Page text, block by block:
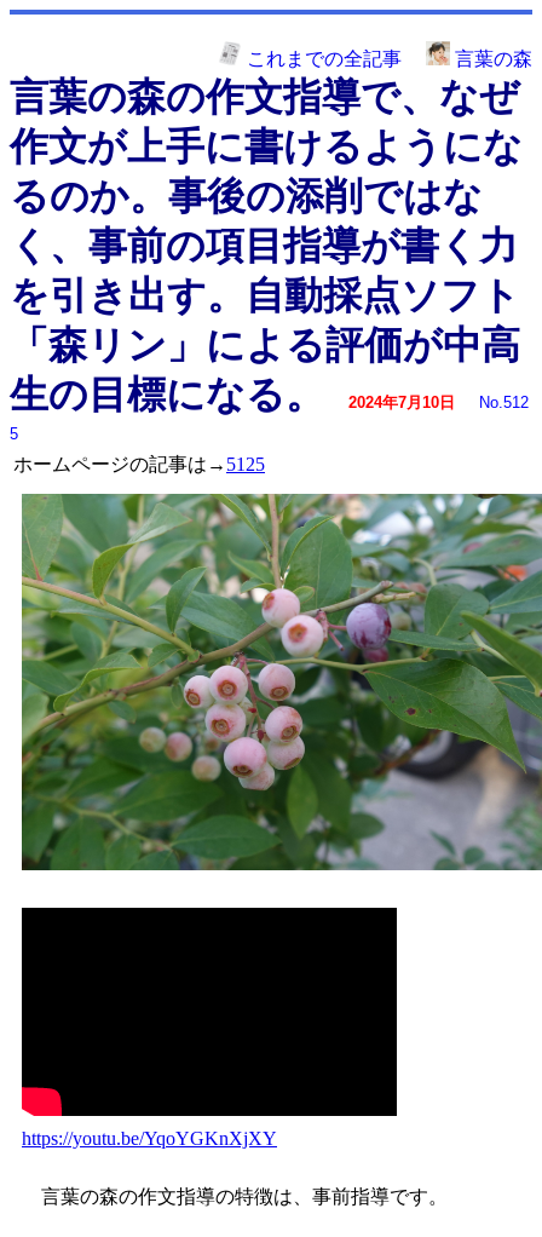
これまでの全記事 言葉の森
言葉の森の作文指導で、なぜ
作文が上手に書けるようにな
るのか。事後の添削ではな
く、事前の項目指導が書く力
を引き出す。自動採点ソフト
「森リン」による評価が中高
生の目標になる。
2024年7月10日
No.512
5
ホームページの記事は→ 5125
https://youtu.be/YqoYGKnXjXY
言葉の森の作文指導の特徴は、事前指導です。